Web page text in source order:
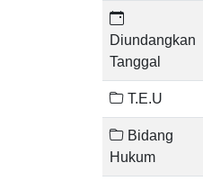
Diundangkan
Tanggal
T.E.U
Bidang
Hukum